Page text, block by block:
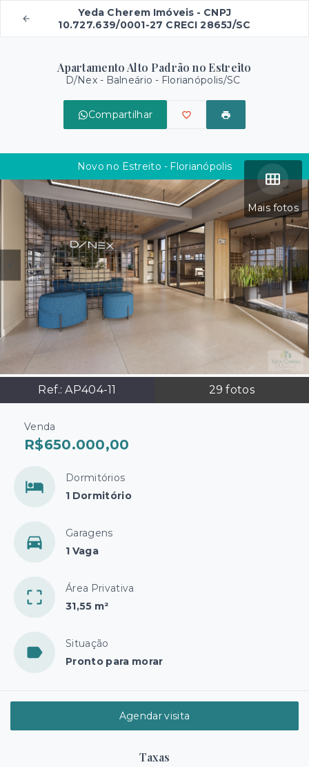
Yeda Cherem Imóveis - CNPJ
10.727.639/0001-27 CRECI 2865J/SC
Apartamento Alto Padrão no Estreito
D/Nex - Balneário - Florianópolis/SC
Compartilhar
Mais fotos
Ref.:AP404-11 29 fotos
Novo no Estreito - Florianópolis
Venda
R$650.000,00
Dormitórios
1 Dormitório
Garagens
1 Vaga
Área Privativa
31,55 m²
Situação
Pronto para morar
Agendar visita
Taxas